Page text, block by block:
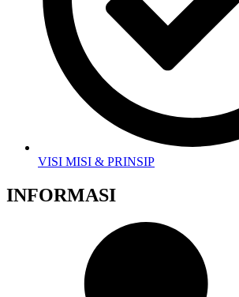
VISI MISI & PRINSIP
INFORMASI